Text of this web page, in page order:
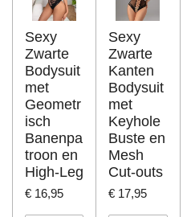
Sexy
Zwarte
Bodysuit
met
Geometr
isch
Banenpa
troon en
High-Leg
€ 16,95
Sexy
Zwarte
Kanten
Bodysuit
met
Keyhole
Buste en
Mesh
Cut-outs
€ 17,95